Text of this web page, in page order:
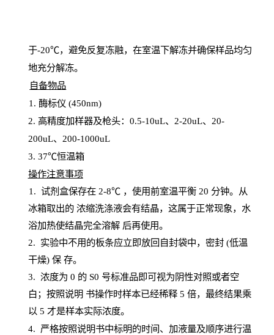
于-20℃，避免反复冻融，在室温下解冻并确保样品均匀
地充分解冻。
自备物品
1 . 酶标仪 (450nm)
2. 高精度加样器及枪头： 0.5-10uL、 2-20uL、 20-
200uL、 200-1000uL
3. 37℃恒温箱
操作注意事项
1. 试剂盒保存在 2-8℃ ，使用前室温平衡 20 分钟。从
冰箱取出的 浓缩洗涤液会有结晶，这属于正常现象，水
浴加热使结晶完全溶解 后再使用。
2. 实验中不用的板条应立即放回自封袋中，密封(低温
干燥) 保 存。
3. 浓度为 0 的 S0 号标准品即可视为阴性对照或者空
白；按照说明 书操作时样本已经稀释5 倍，最终结果乘
以 5 才是样本实际浓度。
4. 严格按照说明书中标明的时间、加液量及顺序进行温